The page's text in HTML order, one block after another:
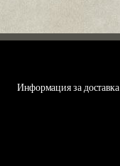
Информация за доставка